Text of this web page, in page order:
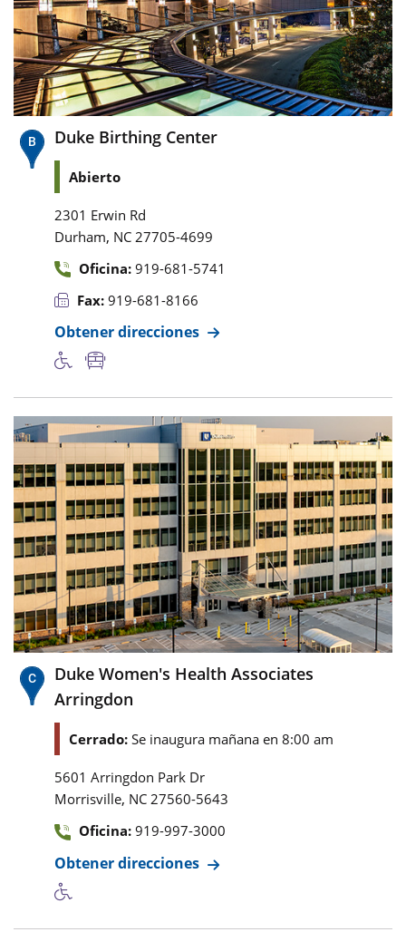
Duke Birthing Center
Abierto
2301 Erwin Rd
Durham, NC 27705-4699
Oficina: 919-681-5741
Fax: 919-681-8166
Obtener direcciones
Duke Women's Health Associates
Arringdon
Cerrado: Se inaugura mañana en 8:00 am
5601 Arringdon Park Dr
Morrisville, NC 27560-5643
Oficina: 919-997-3000
Obtener direcciones